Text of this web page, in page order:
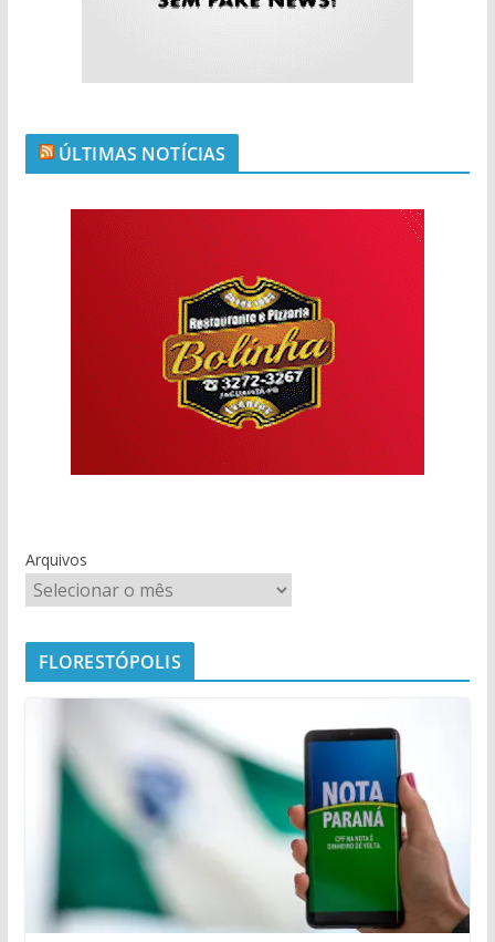
ÚLTIMAS NOTÍCIAS
Arquivos
FLORESTÓPOLIS